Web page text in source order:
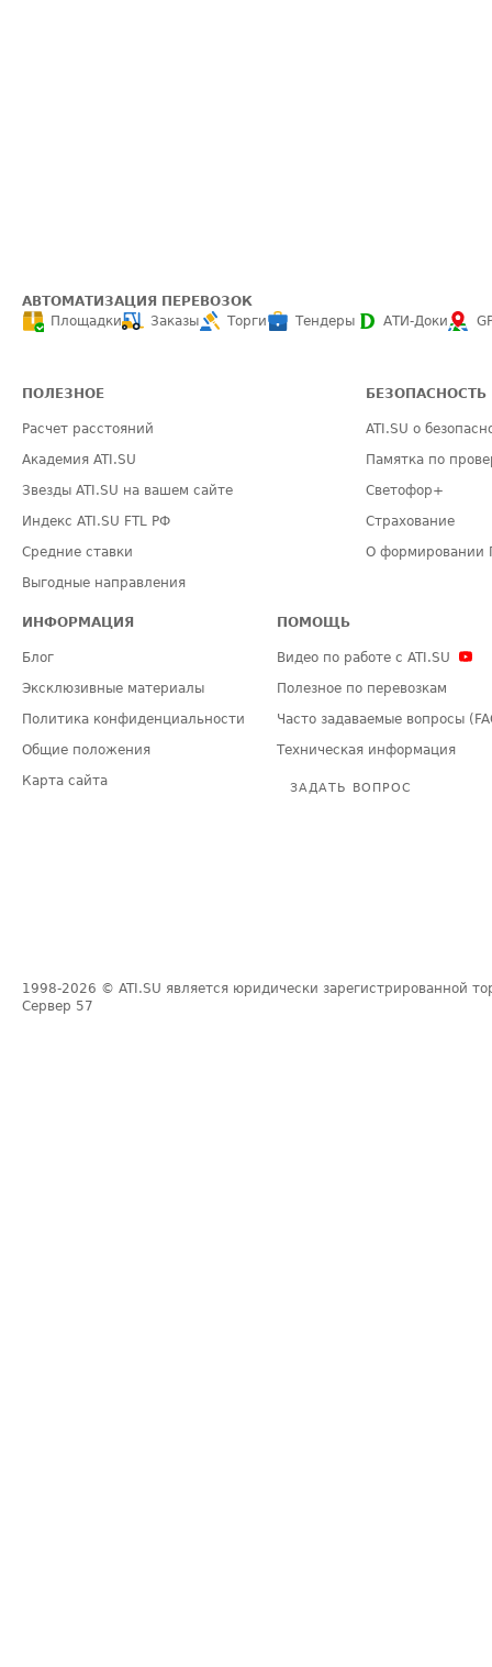
АВТОМАТИЗАЦИЯ ПЕРЕВОЗОК
Площадки
Заказы Торги Тендеры АТИ-Доки
ПОЛЕЗНОЕ
Расчет расстояний
Академия ATI.SU
Звезды ATI.SU на вашем сайте
Индекс ATI.SU FTL РФ
Средние ставки
Выгодные направления
БЕЗОПАСНОСТЬ
ATI.SU о
Памятка по
Светофор+
Страхование
О формировании
ИНФОРМАЦИЯ
Блог
Эксклюзивные материалы
Политика конфиденциальности
Общие положения
Карта сайта
ПОМОЩЬ
Видео по работе с ATI.SU
Полезное по перевозкам
Часто задаваемые вопросы
Техническая информация
ЗАДАТЬ ВОПРОС
1998-2026 © ATI.SU является юридически зарегистрированной
Сервер 57